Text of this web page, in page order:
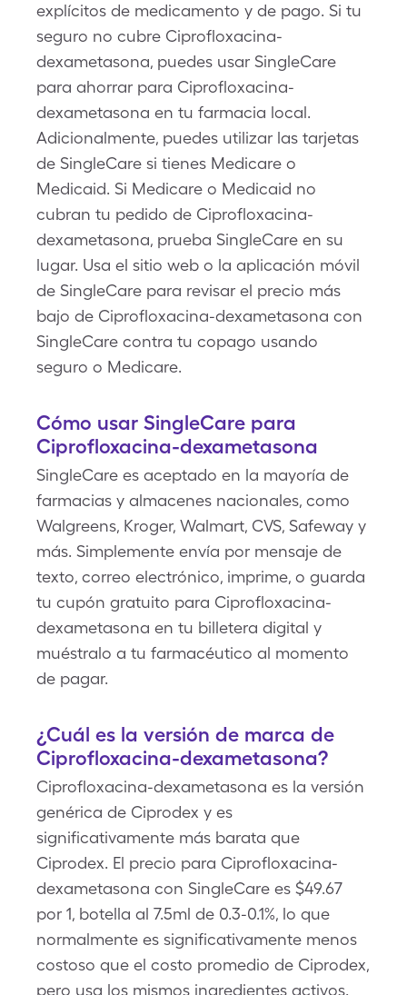
explícitos de medicamento y de pago. Si tu
seguro no cubre Ciprofloxacina-
dexametasona, puedes usar SingleCare
para ahorrar para Ciprofloxacina-
dexametasona en tu farmacia local.
Adicionalmente, puedes utilizar las tarjetas
de SingleCare si tienes Medicare o
Medicaid. Si Medicare o Medicaid no
cubran tu pedido de Ciprofloxacina-
dexametasona, prueba SingleCare en su
lugar. Usa el sitio web o la aplicación móvil
de SingleCare para revisar el precio más
bajo de Ciprofloxacina-dexametasona con
SingleCare contra tu copago usando
seguro o Medicare.
Cómo usar SingleCare para
Ciprofloxacina-dexametasona
SingleCare es aceptado en la mayoría de
farmacias y almacenes nacionales, como
Walgreens, Kroger, Walmart, CVS, Safeway y
más. Simplemente envía por mensaje de
texto, correo electrónico, imprime, o guarda
tu cupón gratuito para Ciprofloxacina-
dexametasona en tu billetera digital y
muéstralo a tu farmacéutico al momento
de pagar.
¿Cuál es la versión de marca de
Ciprofloxacina-dexametasona?
Ciprofloxacina-dexametasona es la versión
genérica de Ciprodex y es
significativamente más barata que
Ciprodex. El precio para Ciprofloxacina-
dexametasona con SingleCare es $49.67
por 1, botella al 7.5ml de 0.3-0.1%, lo que
normalmente es significativamente menos
costoso que el costo promedio de Ciprodex,
pero usa los mismos ingredientes activos.